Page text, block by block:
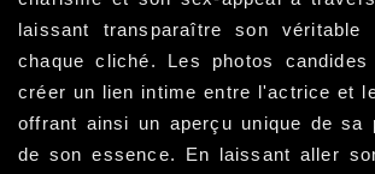
laissant transparaître son
chaque cliché. Les photos candides
créer un lien intime entre l'actrice et
offrant ainsi un aperçu unique de sa
de son essence. En laissant aller